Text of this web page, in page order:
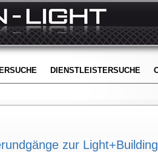
DIENSTLEISTERSUCHE
zur Light+Building